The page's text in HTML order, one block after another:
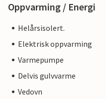
Oppvarming / Energi
Helårsisolert.
Elektrisk oppvarming
Varmepumpe
Delvis gulvvarme
Vedovn